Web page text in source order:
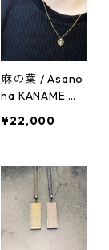
麻の葉 / Asano
ha KANAME 金
飾り traditiona
ign silveracces
sory
¥22,000